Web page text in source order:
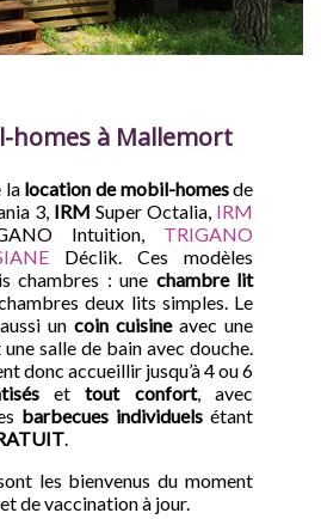
homes à Mallemort
la location de mobil-homesde
3, IRM Super Octalia, IRM
Intuition, TRIGANO
Déclik. Ces modèles
chambres : une chambre lit
deux lits simples. Le
uncoin cuisineavec une
salle de bain avec douche.
donc accueillir jusqu’à 4 ou 6
ettout confort, avec
barbecues individuels étant
.
les bienvenus du moment
de vaccination à jour.